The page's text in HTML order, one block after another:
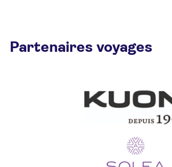
Partenaires voyages